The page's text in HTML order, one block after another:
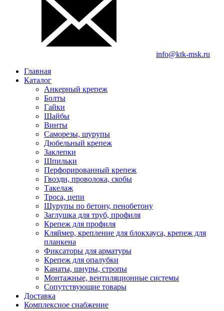
info@ktk-msk.ru
Главная
Каталог
Анкерный крепеж
Болты
Гайки
Шайбы
Винты
Саморезы, шурупы
Дюбельный крепеж
Заклепки
Шпильки
Перфорированный крепеж
Гвозди, проволока, скобы
Такелаж
Троса, цепи
Шурупы по бетону, пенобетону
Заглушка для труб, профиля
Крепеж для профиля
Кляймер, крепление для блокхауса, крепеж для
планкена
Фиксаторы для арматуры
Крепеж для опалубки
Канаты, шнуры, стропы
Монтажные, вентиляционные системы
Сопутствующие товары
Доставка
Комплексное снабжение